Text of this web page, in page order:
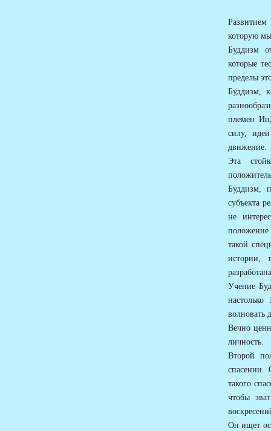
Развитием
которую
Буддизм
которые
пределы
Буддизм,
племен
силу,
движение.
Эта
Буддизм,
субъекта
не
положение
такой
истории,
Учение
волновать
Вечно
личность.
Второй
спасении.
такого
чтобы
Он ищет